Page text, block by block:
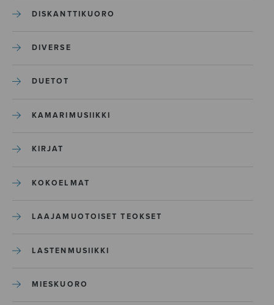
DISKANTTIKUORO
DIVERSE
DUETOT
KAMARIMUSIIKKI
KIRJAT
KOKOELMAT
LAAJAMUOTOISET TEOKSET
LASTENMUSIIKKI
MIESKUORO